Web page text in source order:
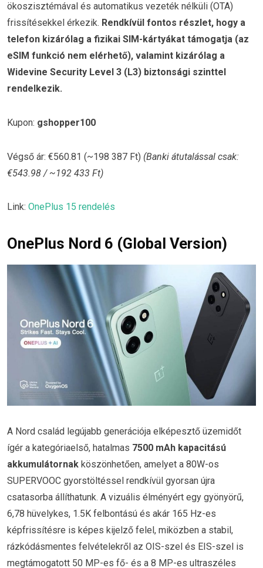
ökoszisztémával és automatikus vezeték nélküli (OTA)
frissítésekkel érkezik. Rendkívül fontos részlet, hogy a
telefon kizárólag a fizikai SIM-kártyákat támogatja (az
eSIM funkció nem elérhető), valamint kizárólag a
Widevine Security Level 3 (L3) biztonsági szinttel
rendelkezik.
Kupon: gshopper100
Végső ár: €560.81 (~198 387 Ft) (Banki átutalással csak:
€543.98 / ~192 433 Ft)
Link: OnePlus 15 rendelés
OnePlus Nord 6 (Global Version)
A Nord család legújabb generációja elképesztő üzemidőt
ígér a kategóriaelső, hatalmas 7500 mAh kapacitású
akkumulátornak köszönhetően, amelyet a 80W-os
SUPERVOOC gyorstöltéssel rendkívül gyorsan újra
csatasorba állíthatunk. A vizuális élményért egy gyönyörű,
6,78 hüvelykes, 1.5K felbontású és akár 165 Hz-es
képfrissítésre is képes kijelző felel, miközben a stabil,
rázkódásmentes felvételekről az OIS-szel és EIS-szel is
megtámogatott 50 MP-es fő- és a 8 MP-es ultraszéles